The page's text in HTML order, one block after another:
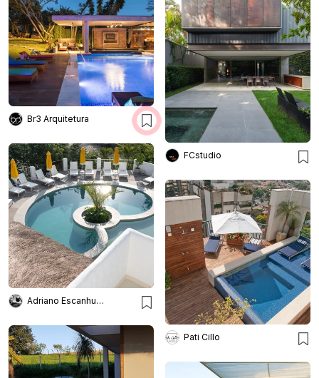
FCstudio
Br3 Arquitetura
Adriano Escanhuela
Pati Cillo